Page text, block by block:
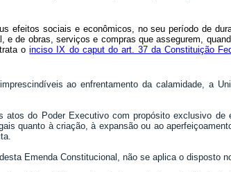
efeitos sociais e econômicos, no seu período de
de obras, serviços e compras que assegurem,
trata oinciso IX do caput do art. 37 da Constituição
ao enfrentamento da calamidade, a
do Poder Executivo com propósito exclusivo
quanto à criação, à expansão ou ao
Emenda Constitucional, não se aplica o disposto